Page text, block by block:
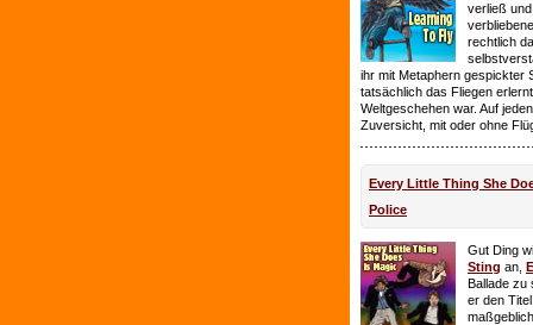
verließ
rechtlich
ihr mit Metaphern gespickter
tatsächlich das Fliegen
Weltgeschehen war. Auf
Zuversicht, mit oder ohne
Every Little Thing She
Police
Gut Ding
Sting an,
Ballade zu
er den